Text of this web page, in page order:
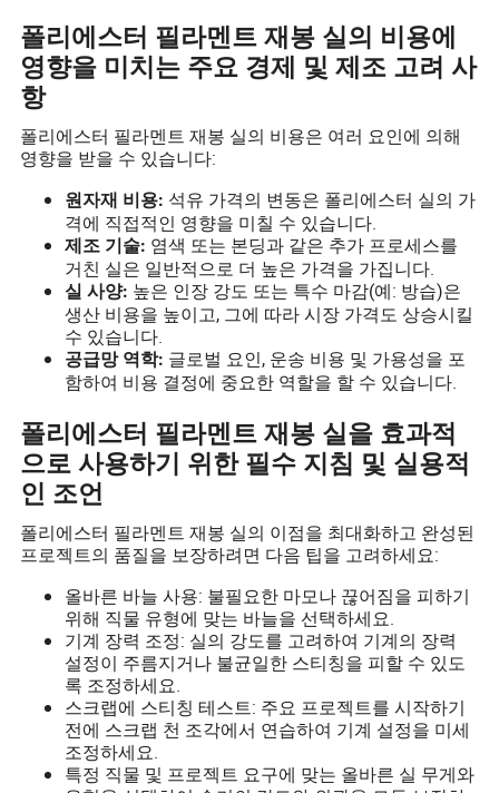
폴리에스터 필라멘트 재봉 실의 비용에
영향을 미치는 주요 경제 및 제조 고려 사
항
폴리에스터 필라멘트 재봉 실의 비용은 여러 요인에 의해
영향을 받을 수 있습니다:
원자재 비용: 석유 가격의 변동은 폴리에스터 실의 가
격에 직접적인 영향을 미칠 수 있습니다.
제조 기술: 염색 또는 본딩과 같은 추가 프로세스를
거친 실은 일반적으로 더 높은 가격을 가집니다.
실 사양: 높은 인장 강도 또는 특수 마감(예: 방습)은
생산 비용을 높이고, 그에 따라 시장 가격도 상승시킬
수 있습니다.
공급망 역학: 글로벌 요인, 운송 비용 및 가용성을 포
함하여 비용 결정에 중요한 역할을 할 수 있습니다.
폴리에스터 필라멘트 재봉 실을 효과적
으로 사용하기 위한 필수 지침 및 실용적
인 조언
폴리에스터 필라멘트 재봉 실의 이점을 최대화하고 완성된
프로젝트의 품질을 보장하려면 다음 팁을 고려하세요:
올바른 바늘 사용: 불필요한 마모나 끊어짐을 피하기
위해 직물 유형에 맞는 바늘을 선택하세요.
기계 장력 조정: 실의 강도를 고려하여 기계의 장력
설정이 주름지거나 불균일한 스티칭을 피할 수 있도
록 조정하세요.
스크랩에 스티칭 테스트: 주요 프로젝트를 시작하기
전에 스크랩 천 조각에서 연습하여 기계 설정을 미세
조정하세요.
특정 직물 및 프로젝트 요구에 맞는 올바른 실 무게와